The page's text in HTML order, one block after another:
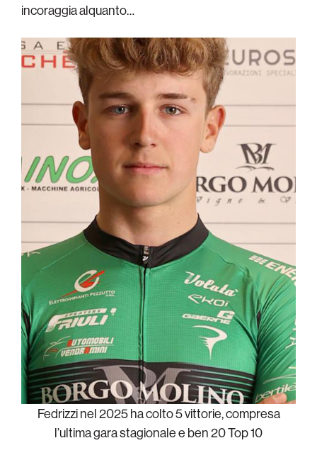
incoraggia alquanto…
Fedrizzi nel 2025 ha colto 5 vittorie, compresa
l’ultima gara stagionale e ben 20 Top 10